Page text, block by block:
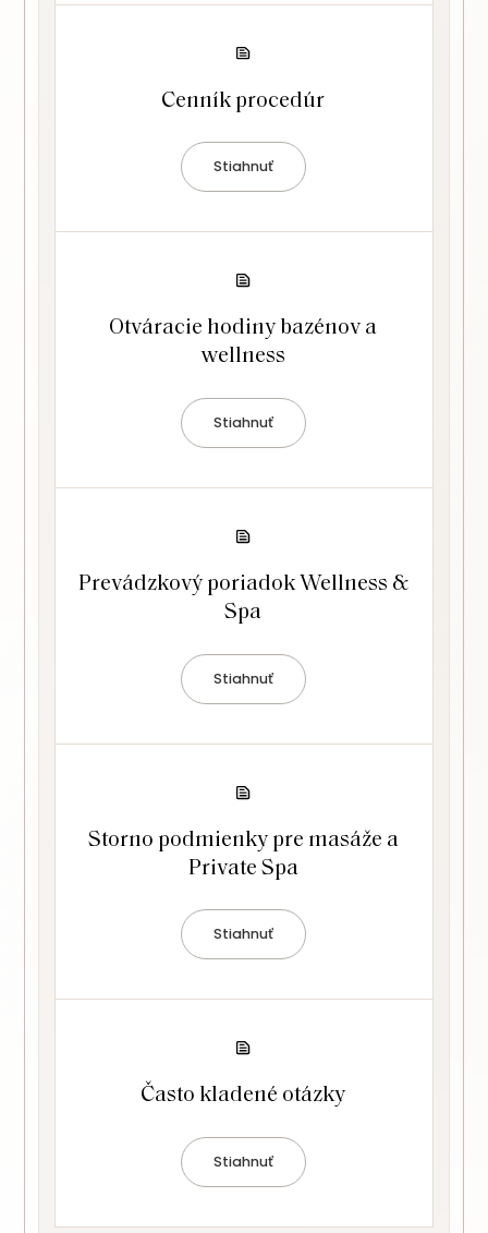
Cenník procedúr
Stiahnuť
Otváracie hodiny bazénov a
wellness
Stiahnuť
Prevádzkový poriadok Wellness &
Spa
Stiahnuť
Storno podmienky pre masáže a
Private Spa
Stiahnuť
Často kladené otázky
Stiahnuť